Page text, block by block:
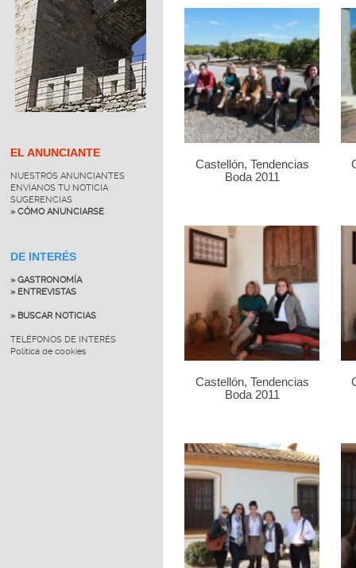
EL ANUNCIANTE
NUESTROS ANUNCIANTES
ENVÍANOS TU NOTICIA
SUGERENCIAS
» CÓMO ANUNCIARSE
DE INTERÉS
» GASTRONOMÍA
» ENTREVISTAS
» BUSCAR NOTICIAS
TELÉFONOS DE INTERÉS
Política de cookies
Castellón, Tendencias
Boda 2011
Castellón, Tendencias
Boda 2011